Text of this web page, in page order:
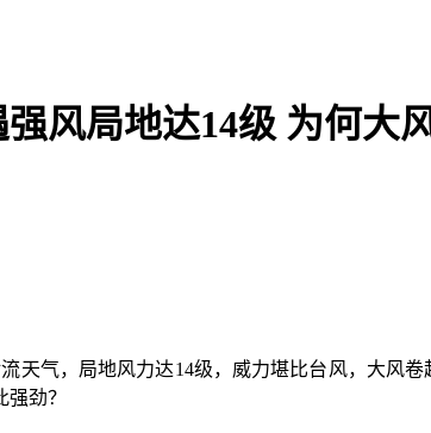
风局地达14级 为何大
气，局地风力达14级，威力堪比台风，大风卷
劲？